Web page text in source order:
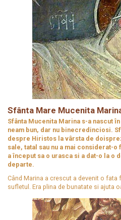
Sfânta Mare Mucenita
Sfânta Mucenita Marina s-a nascut
neam bun, dar nu binecredinciosi.
despre Hiristos la vârsta de
sale, tatal sau nu a mai considerat-
a început sa o urasca si a dat-o la o
departe.
Când Marina a crescut a devenit o
sufletul. Era plina de bunatate si ajuta